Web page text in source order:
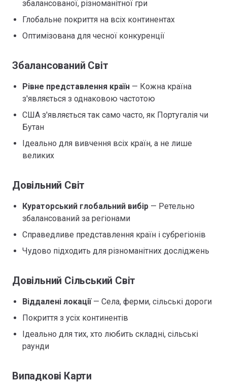
збалансованої, різноманітної гри
Глобальне покриття на всіх континентах
Оптимізована для чесної конкуренції
Збалансований Світ
Рівне представлення країн — Кожна країна
з'являється з однаковою частотою
США з'являється так само часто, як Португалія чи
Бутан
Ідеально для вивчення всіх країн, а не лише
великих
Довільний Світ
Кураторський глобальний вибір — Ретельно
збалансований за регіонами
Справедливе представлення країн і субрегіонів
Чудово підходить для різноманітних досліджень
Довільний Сільський Світ
Віддалені локації— Села, ферми, сільські дороги
Покриття з усіх континентів
Ідеально для тих, хто любить складні, сільські
раунди
Випадкові Карти